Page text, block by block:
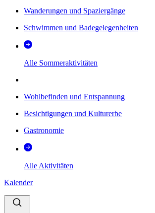
Wanderungen und Spaziergänge
Schwimmen und Badegelegenheiten
Alle Sommeraktivitäten
Wohlbefinden und Entspannung
Besichtigungen und Kulturerbe
Gastronomie
Alle Aktivitäten
Kalender